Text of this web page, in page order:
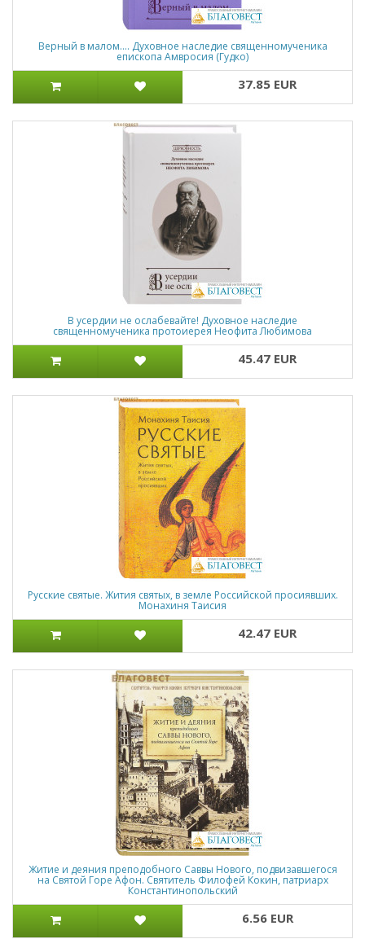
Верный в малом…. Духовное наследие священномученика
епископа Амвросия (Гудко)
37.85 EUR
В усердии не ослабевайте! Духовное наследие
священномученика протоиерея Неофита Любимова
45.47 EUR
Русские святые. Жития святых, в земле Российской просиявших.
Монахиня Таисия
42.47 EUR
Житие и деяния преподобного Саввы Нового, подвизавшегося
на Святой Горе Афон. Святитель Филофей Кокин, патриарх
Константинопольский
6.56 EUR